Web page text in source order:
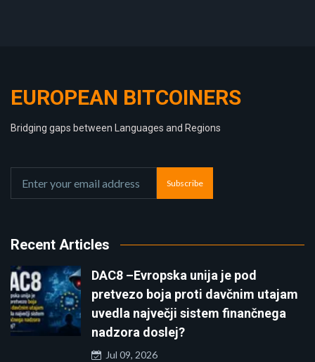
EUROPEAN BITCOINERS
Bridging gaps between Languages and Regions
Subscribe
Recent Articles
DAC8 –Evropska unija je pod
pretvezo boja proti davčnim utajam
uvedla največji sistem finančnega
nadzora doslej?
Jul 09, 2026